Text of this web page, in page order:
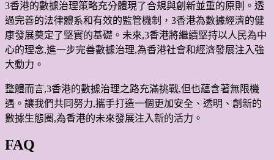
3香港的數據治理策略充分體現了合規與創新並重的原則。透
過完善的法律體系和有效的監管機制，3香港為數據經濟的健
康發展奠定了堅實的基礎。未來,3香港將繼續堅持以人民為中
心的理念,進一步完善數據治理,為香港社會和經濟發展注入強
大動力。
整體而言,3香港的數據治理之路充滿挑戰,但也蘊含著無限機
遇。讓我們共同努力,攜手打造一個更加安全、透明、創新的
數據生態圈,為香港的未來發展注入新的活力。
FAQ